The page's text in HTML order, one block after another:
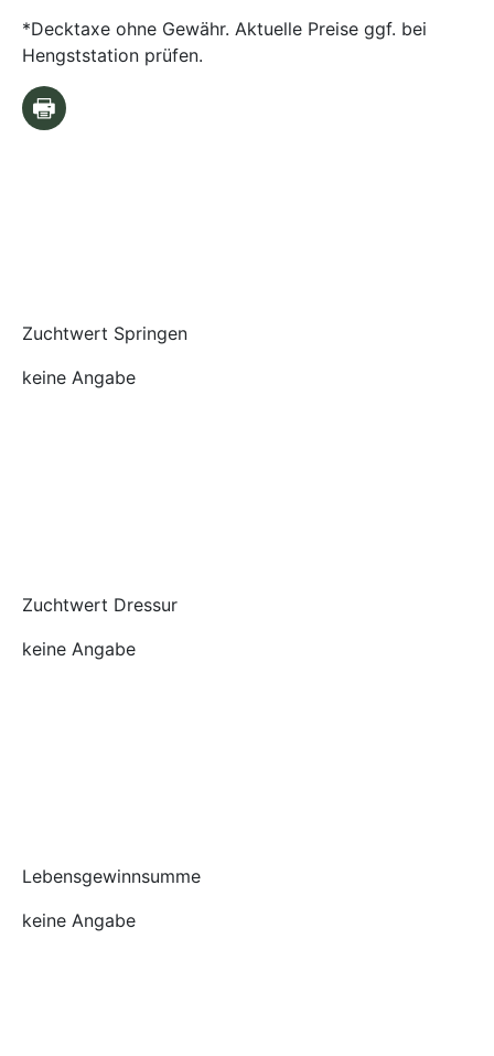
*Decktaxe ohne Gewähr. Aktuelle Preise ggf. bei
Hengststation prüfen.
Zuchtwert Springen
keine Angabe
Zuchtwert Dressur
keine Angabe
Lebensgewinnsumme
keine Angabe